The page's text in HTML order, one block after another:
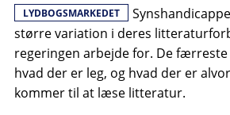
LYDBOGSMARKEDET
større variation i deres
regeringen arbejde for. De færreste
hvad der er leg, og hvad der er
kommer til at læse litteratur.